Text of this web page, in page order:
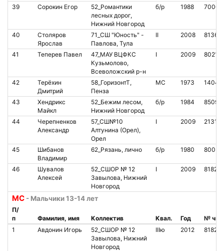
39 Сорокин Егор
52_Романтики
лесных дорог,
Нижний Новгород
б/р 1988
40
Столяров
Ярослав
71_СШ "Юность" -
Павлова, Тула
II 2008
41 Теперев Павел
47_МАУ ВЦФКС
Кузьмолово,
Всеволожский р-н
I 2009
42
Терёхин
Дмитрий
58_ГоризонтТ,
Пенза
МС 1973
43
Хендрикс
Майкл
52_Бежим лесом,
Нижний Новгород
б/р 1984
44
Черепненков
Александр
57_СШ№10
Алтунина (Орел),
Орел
I 2009
45
Шибанов
Владимир
62_Рязань, лично б/р 1980
46
Шувалов
Алексей
52_СШОР № 12
Завылова, Нижний
Новгород
I 2009
МС - Мальчики 13-14 лет
П/
п
Фамилия, имя Коллектив Квал. Год
№
1
Авдонин Игорь
52_СШОР № 12
Завылова, Нижний
Новгород
IIIю 2012